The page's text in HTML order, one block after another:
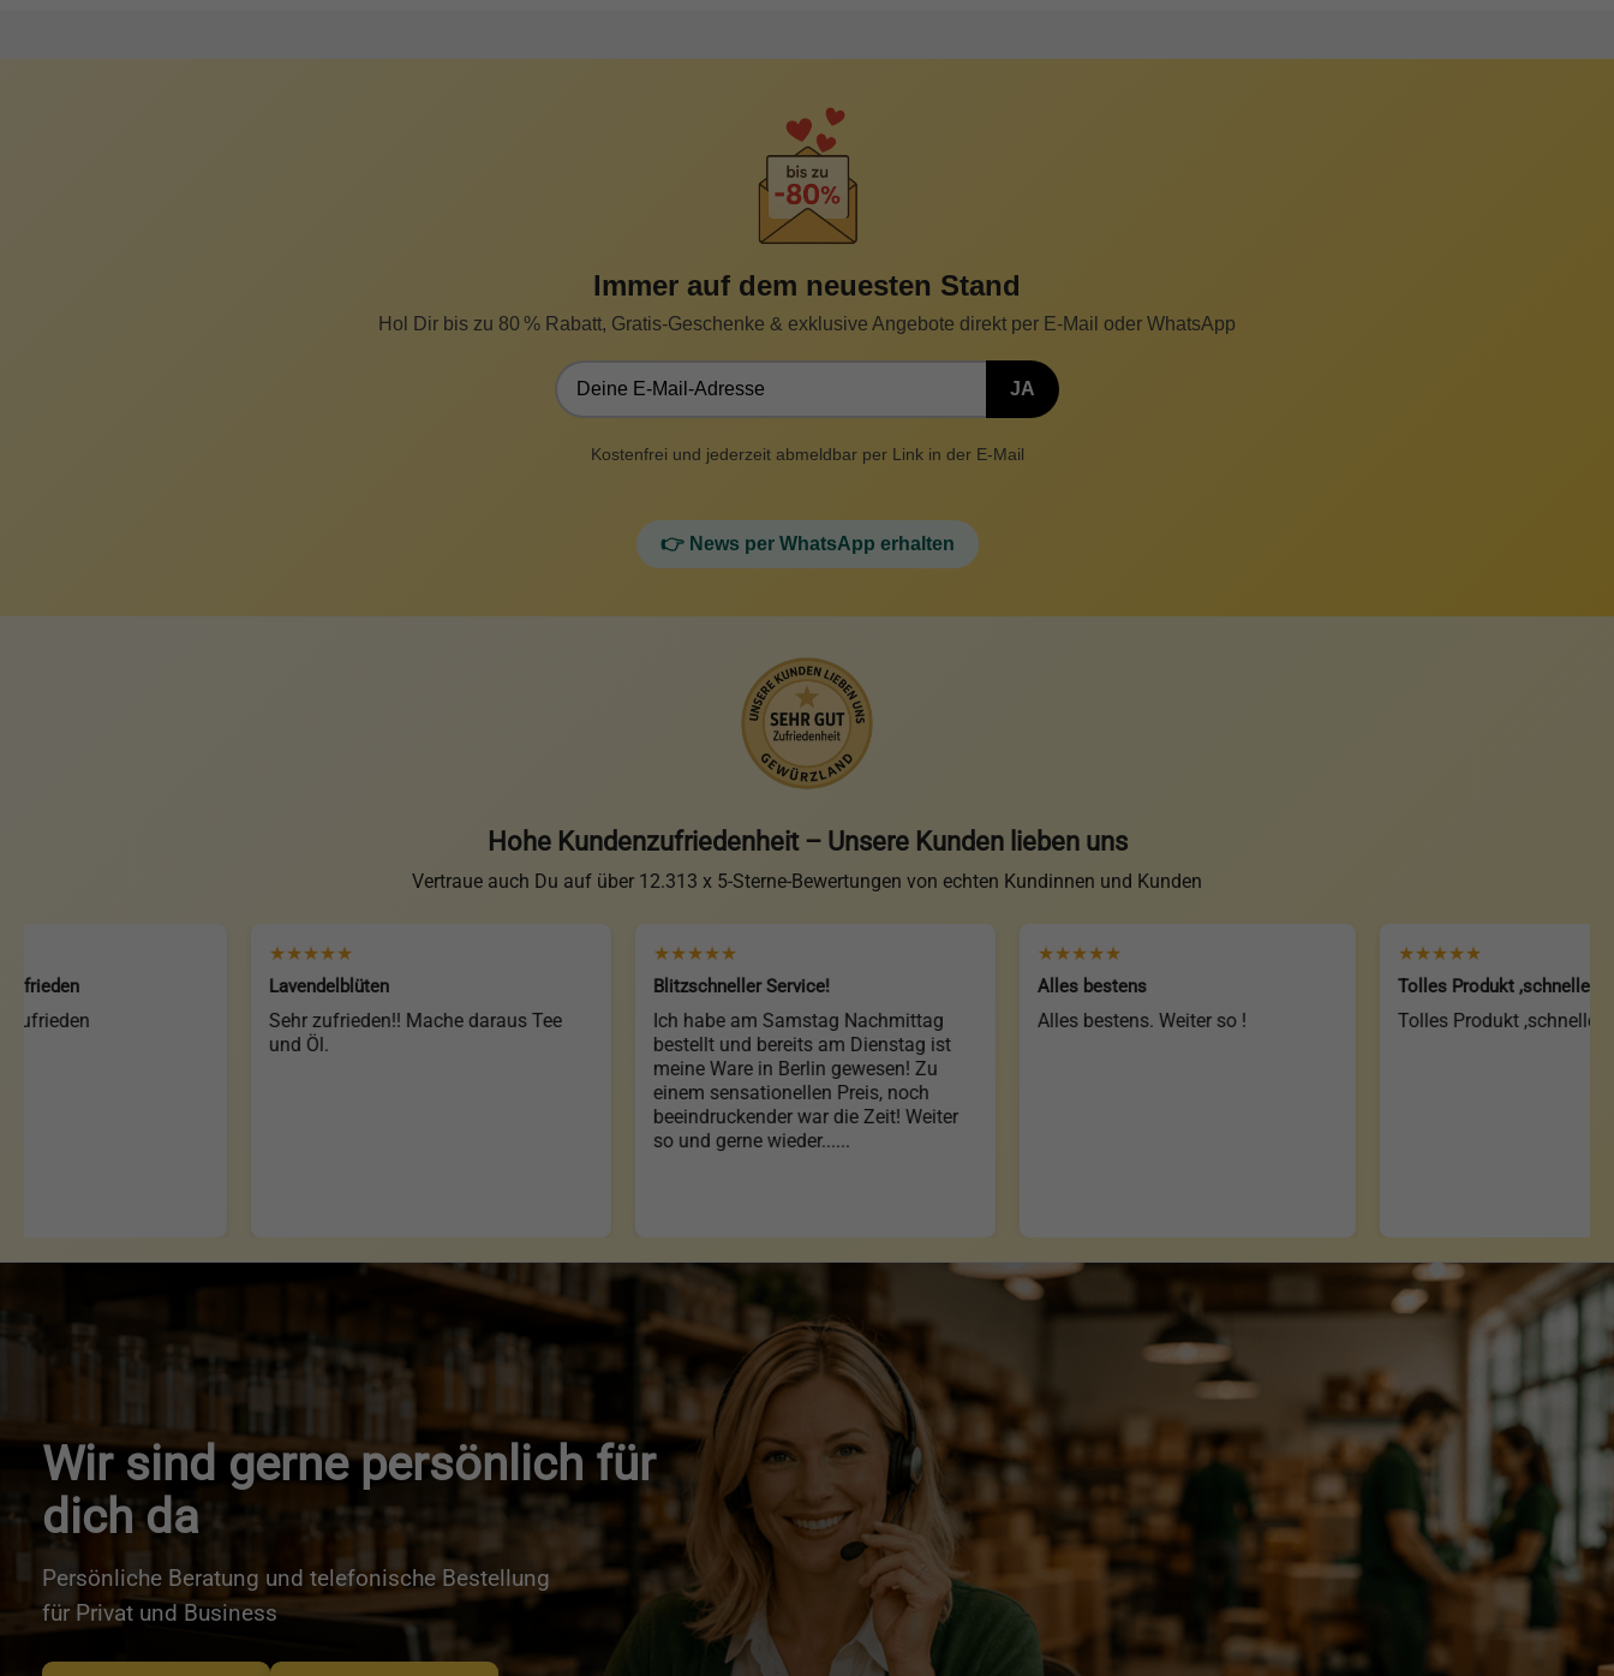
Immer auf dem neuesten Stand
Hol Dir bis zu 80 % Rabatt, Gratis-Geschenke & exklusive Angebote direkt per E-Mail oder WhatsApp
JA
Kostenfrei und jederzeit abmeldbar per Link in der E-Mail
👉 News per WhatsApp erhalten
Hohe Kundenzufriedenheit – Unsere Kunden lieben uns
Vertraue auch Du auf über 12.313 x 5-Sterne-Bewertungen von echten Kundinnen und Kunden
★★★★★
Lavendelblüten
Sehr zufrieden!! Mache daraus Tee
★★★★★
Blitzschneller Service!
Ich habe am Samstag Nachmittag
bestellt und bereits am Dienstag ist
meine Ware in Berlin gewesen! Zu
einem sensationellen Preis, noch
beeindruckender war die Zeit! Weiter
so und gerne wieder......
★★★★★
Alles bestens
Alles bestens. Weiter so !
★★★★★
Tolles Produkt ,schnelle 👍
Tolles Produkt ,schnelle 👍
Wir sind gerne persönlich für
dich da
Persönliche Beratung und telefonische Bestellung
für Privat und Business